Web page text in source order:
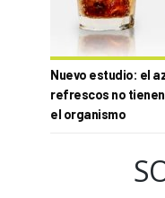
Nuevo estudio: el
refrescos no
el organismo